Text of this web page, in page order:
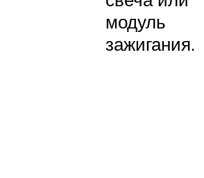
модуль
зажигания.